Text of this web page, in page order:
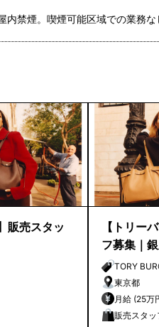
内禁煙。喫煙可能区域での業務な
販売スタッ
【トリー
フ募集｜
TORY
東京都
月給 (25
販売スタッ